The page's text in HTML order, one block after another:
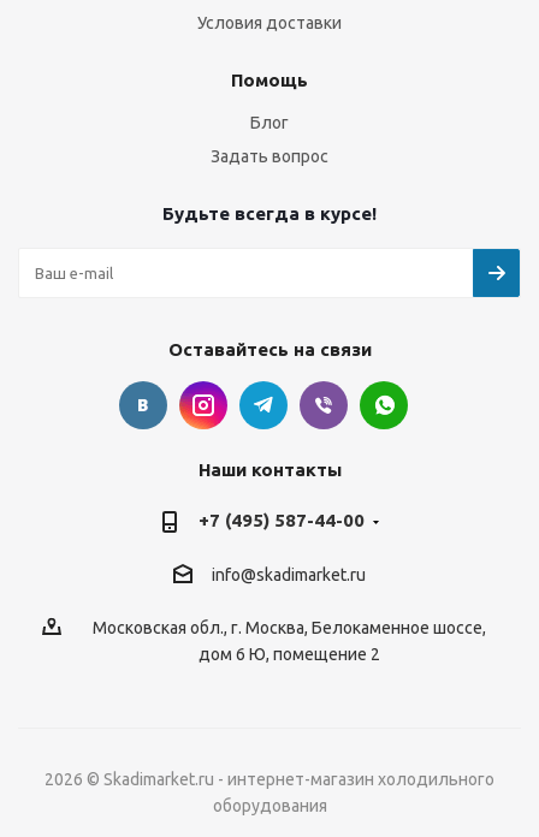
Условия доставки
Помощь
Блог
Задать вопрос
Будьте всегда в курсе!
Оставайтесь на связи
Наши контакты
+7 (495) 587-44-00
info@skadimarket.ru
Московская обл., г. Москва, Белокаменное шоссе,
дом 6 Ю, помещение 2
2026 © Skadimarket.ru - интернет-магазин холодильного
оборудования